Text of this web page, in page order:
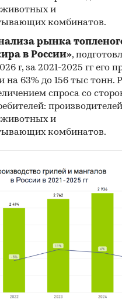
годы нет
баланса было
и составляло 523,7
среди
являются ООО `ПАРУС
`СИСТЕМОТЕХНИКА`.
поставкам в
(более 98%), ведущий
бесперебойного
SYSTEMS INC
с долей 70,3%,
из стран: Китай,
Сегмент high-
Турция, Италия.
продукции российских
Узбекистан
- ЕNTER
и
комбинатов.
рынка
в России»,
г, за 2021-2025 гг его
на 63% до 156 тыс тонн.
спроса со
и
комбинатов.